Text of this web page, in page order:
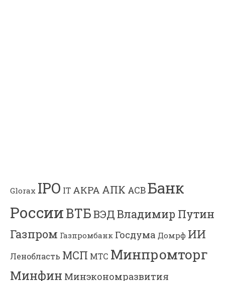
Glorax IPO IT АКРА АПК АСВБанк
РоссииВТБВЭДВладимир Путин
Газпром Газпромбанк Госдума Домрф ИИ
Ленобласть МСП МТС Минпромторг
Минфин Минэкономразвития